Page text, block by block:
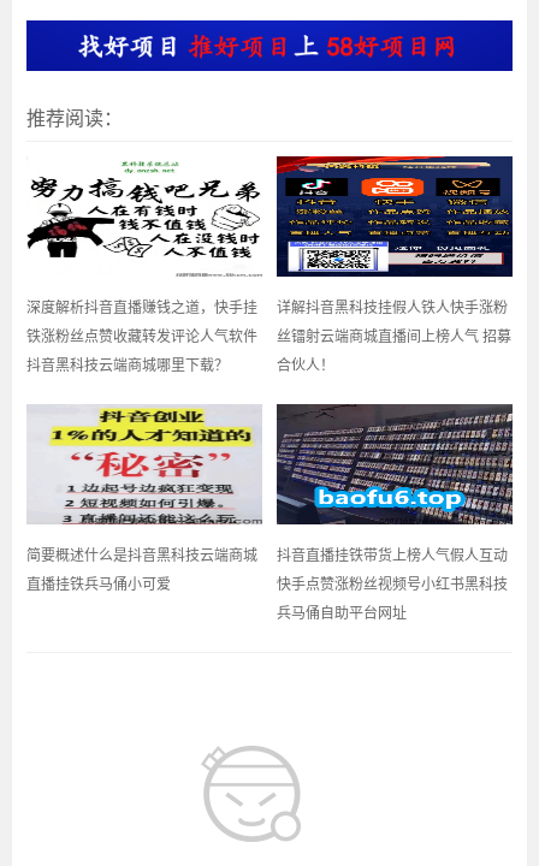
推荐阅读：
深度解析抖音直播赚钱之道，快手挂
铁涨粉丝点赞收藏转发评论人气软件
抖音黑科技云端商城哪里下载？
详解抖音黑科技挂假人铁人快手涨粉
丝镭射云端商城直播间上榜人气 招募
合伙人！
简要概述什么是抖音黑科技云端商城
直播挂铁兵马俑小可爱
抖音直播挂铁带货上榜人气假人互动
快手点赞涨粉丝视频号小红书黑科技
兵马俑自助平台网址